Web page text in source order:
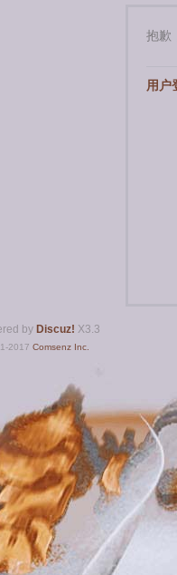
抱歉
用户
by Discuz! X3.3
2017 Comsenz Inc.